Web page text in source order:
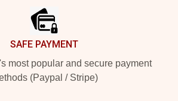
SAFE PAYMENT
most popular and secure payment
(Paypal / Stripe)